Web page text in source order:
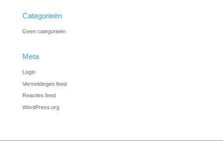
Categorieën
Geen categorieën
Meta
Login
Vermeldingen feed
Reacties feed
WordPress.org